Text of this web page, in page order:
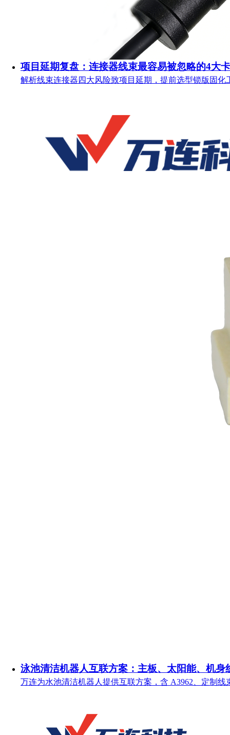
项目延期复盘：连接器线束最容易被忽略的4大
解析线束连接器四大风险致项目延期，提前选型锁版固化
泳池清洁机器人互联方案：主板、太阳能、机身
万连为水池清洁机器人提供互联方案，含 A3962、定制